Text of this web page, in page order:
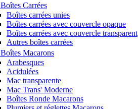
Boîtes Carrées
Boîtes carrées unies
Boîtes carrées avec couvercle opaque
Boîtes carrées avec couvercle transparent
Autres boîtes carrées
Boîtes Macarons
Arabesques
Acidulées
Mac transparente
Mac Trans' Moderne
Boîtes Ronde Macarons